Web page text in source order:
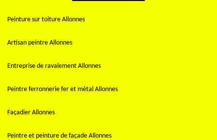
Peinture sur toiture Allonnes
Artisan peintre Allonnes
Entreprise de ravalement Allonnes
Peintre ferronnerie fer et métal Allonnes
Façadier Allonnes
Peintre et peinture de façade Allonnes